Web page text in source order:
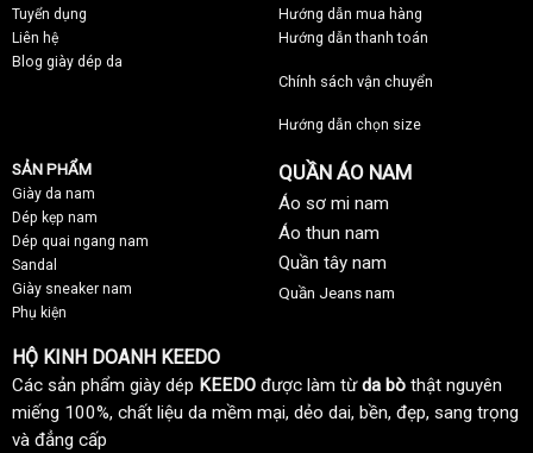
Tuyển dụng
Liên hệ
Blog giày dép da
Hướng dẫn mua hàng
Hướng dẫn thanh toán
Chính sách vận chuyển
Hướng dẫn chọn size
SẢN PHẨM
Giày da nam
Dép kẹp nam
Dép quai ngang nam
Sandal
Giày sneaker nam
Phụ kiện
QUẦN ÁO NAM
Áo sơ mi nam
Áo thun nam
Quần tây nam
Quần Jeans nam
HỘ KINH DOANH KEEDO
Các sản phẩm giày dép KEEDO được làm từda bò thật nguyên
miếng 100%, chất liệu da mềm mại, dẻo dai, bền, đẹp, sang trọng
và đẳng cấp